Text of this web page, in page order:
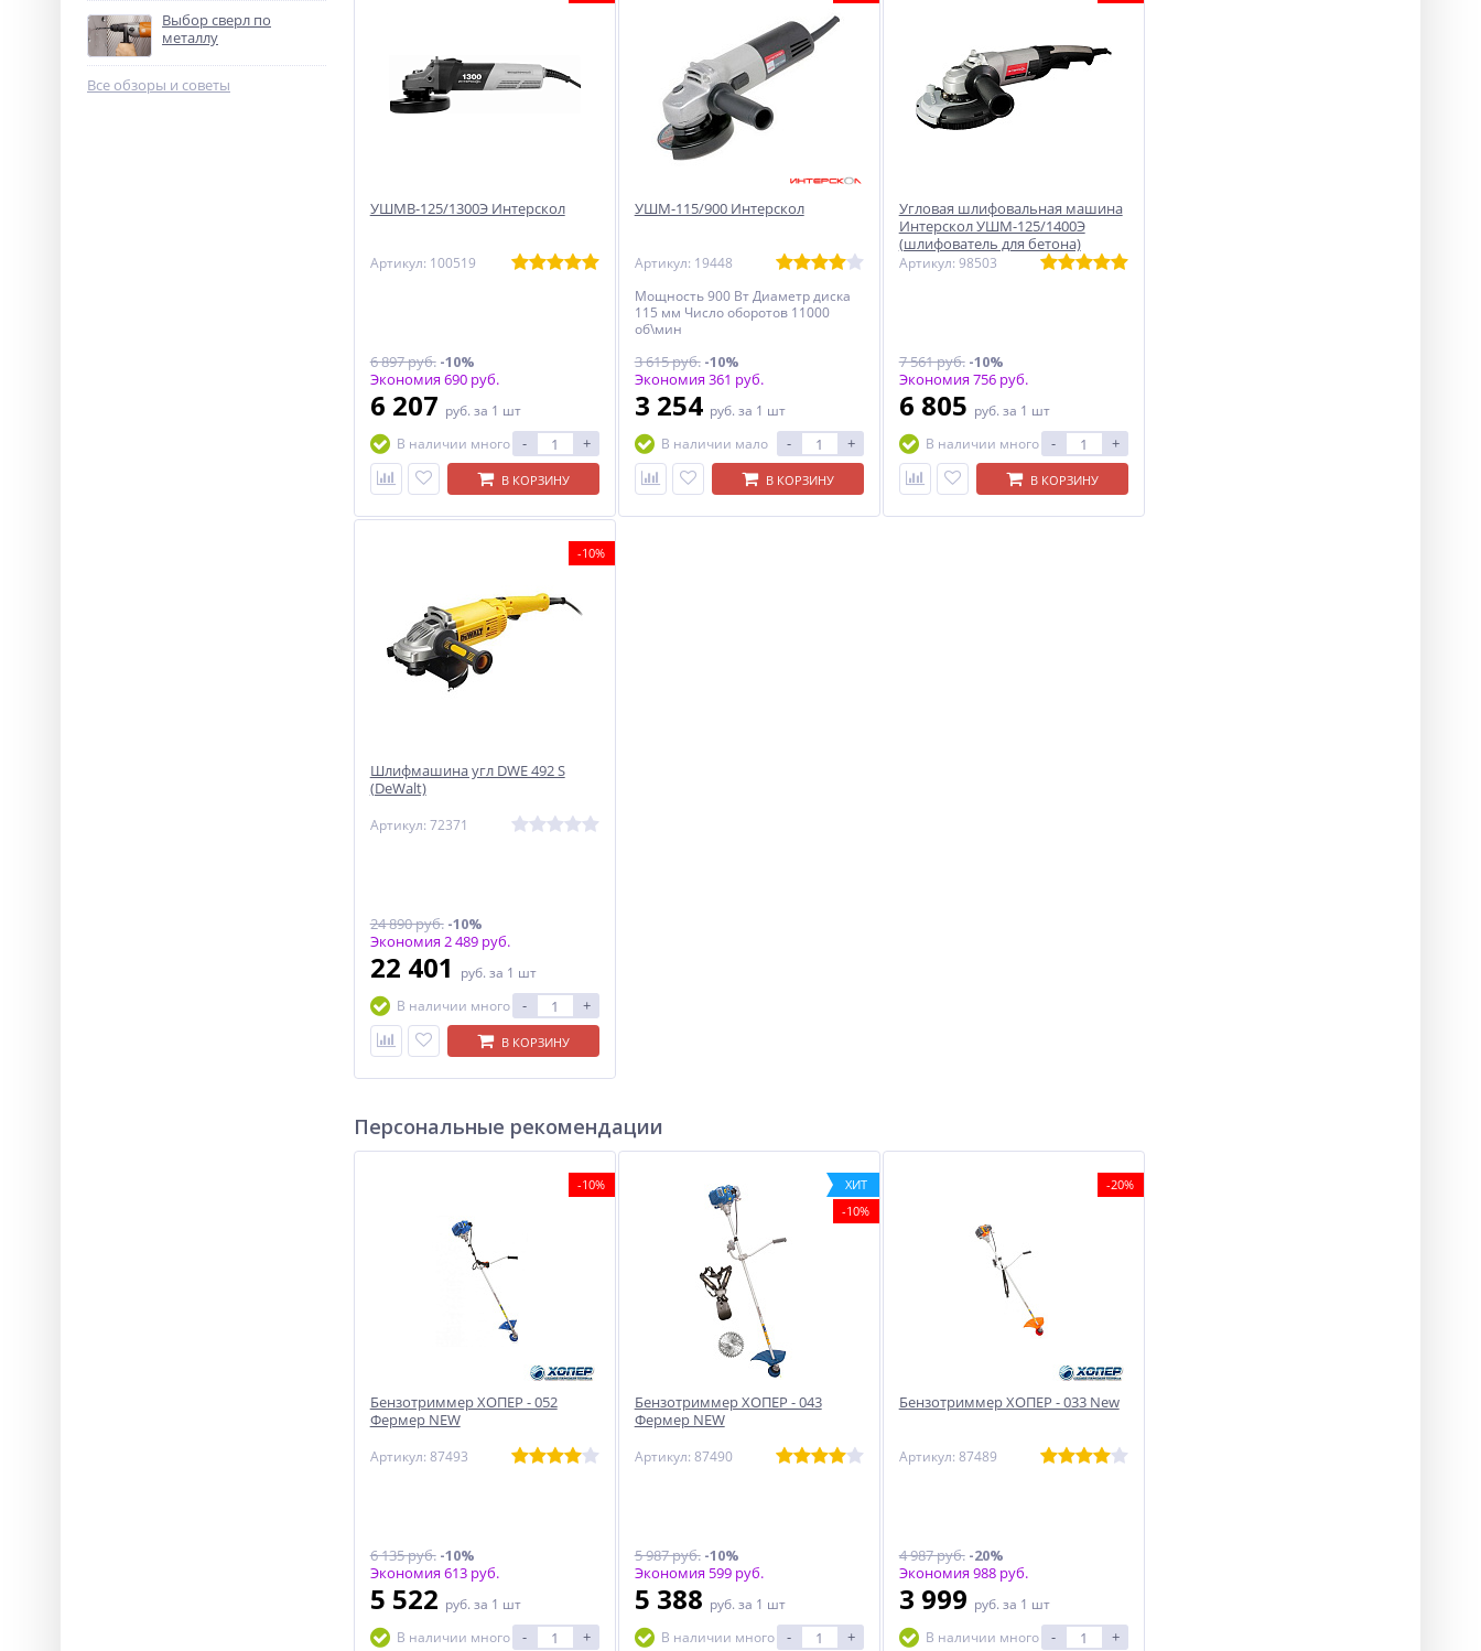
Выбор сверл по
металлу
Все обзоры и советы
УШМВ-125/1300Э Интерскол
Артикул: 100519
6 897 руб.-10%
Экономия 690 руб.
6 207 руб. за 1 шт
В наличии много
- +
В КОРЗИНУ
УШМ-115/900 Интерскол
Артикул: 19448
Мощность 900 Вт Диаметр диска
115 мм Число оборотов 11000
об\мин
3 615 руб.-10%
Экономия 361 руб.
3 254 руб. за 1 шт
В наличии мало
- +
В КОРЗИНУ
Угловая шлифовальная машина
Интерскол УШМ-125/1400Э
(шлифователь для бетона)
Артикул: 98503
7 561 руб.-10%
Экономия 756 руб.
6 805 руб. за 1 шт
В наличии много
- +
В КОРЗИНУ
-10%
Шлифмашина угл DWE 492 S
(DeWalt)
Артикул: 72371
24 890 руб.-10%
Экономия 2 489 руб.
22 401 руб. за 1 шт
В наличии много
- +
В КОРЗИНУ
Персональные рекомендации
-10%
Бензотриммер ХОПЕР - 052
Фермер NEW
Артикул: 87493
6 135 руб.-10%
Экономия 613 руб.
5 522 руб. за 1 шт
В наличии много
- +
ХИТ
-10%
Бензотриммер ХОПЕР - 043
Фермер NEW
Артикул: 87490
5 987 руб.-10%
Экономия 599 руб.
5 388 руб. за 1 шт
В наличии много
- +
-20%
Бензотриммер ХОПЕР - 033 New
Артикул: 87489
4 987 руб.-20%
Экономия 988 руб.
3 999 руб. за 1 шт
В наличии много
- +